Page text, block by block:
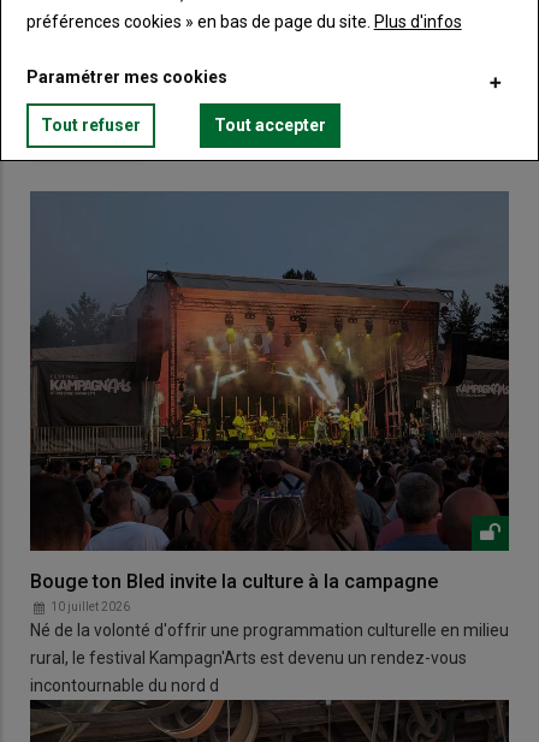
Lien Créez un compte
VOUS AIMEREZ AUSSI
Bouge ton Bled invite la culture à la campagne
10 juillet 2026
Né de la volonté d'offrir une programmation culturelle en milieu
rural, le festival Kampagn'Arts est devenu un rendez-vous
incontournable du nord d
préférences cookies » en bas de page du site. Plus d'infos
Paramétrer mes cookies
Tout refuser Tout accepter